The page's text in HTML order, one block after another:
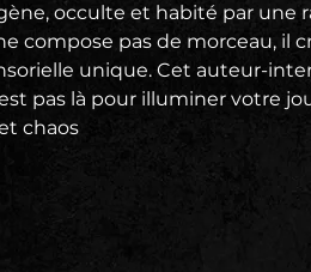
occulte et habité par une
compose pas de morceau, il
unique. Cet auteur-
pas là pour illuminer votre
chaos